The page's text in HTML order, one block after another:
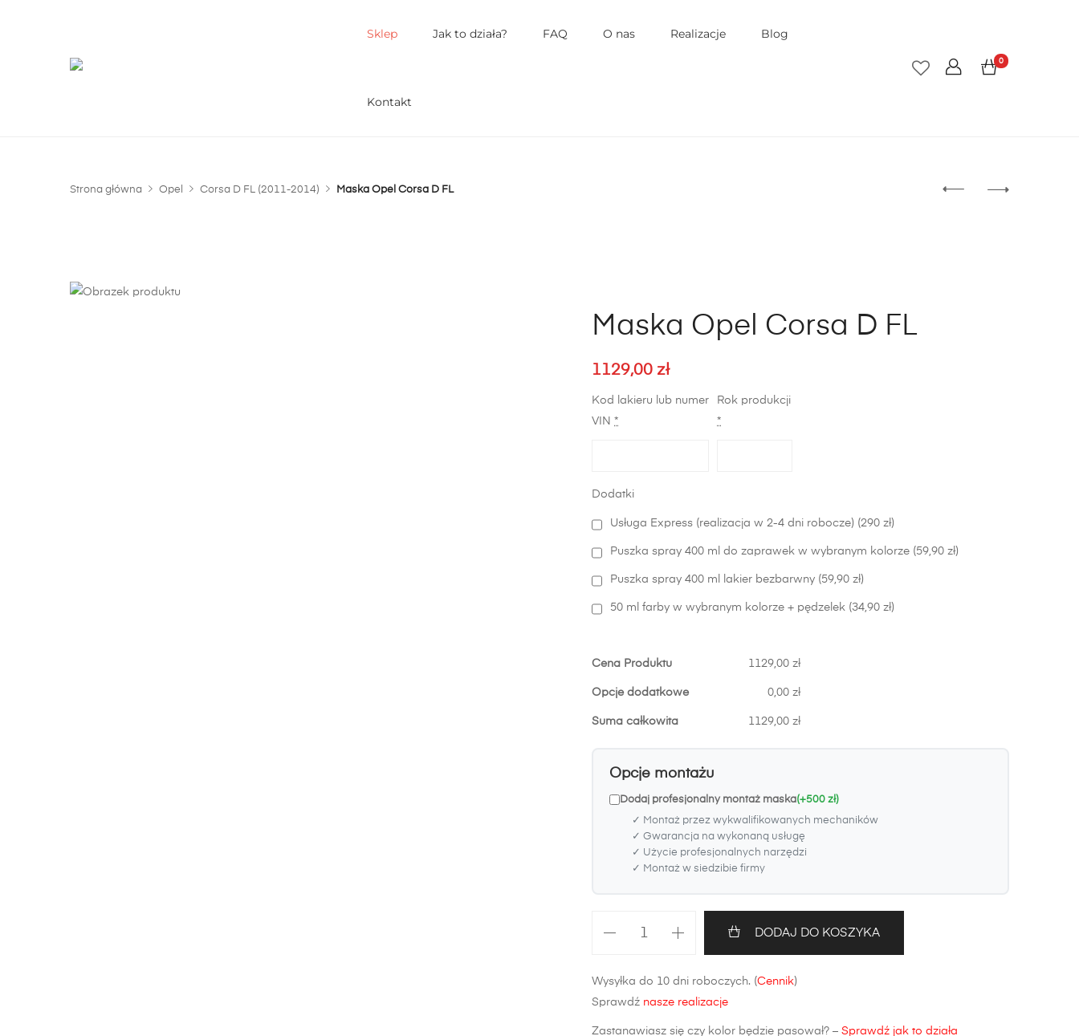
menuSklep Jak to działa? FAQ O nas Realizacje Blog
Kontakt
0
Strona główna Opel Corsa D FL (2011-2014) Maska Opel Corsa D FL
Maska Opel Corsa D FL
1129,00 zł
Kod lakieru lub numer
VIN *
Rok produkcji
*
Dodatki
Usługa Express (realizacja w 2-4 dni robocze) (290 zł)
Puszka spray 400 ml do zaprawek w wybranym kolorze (59,90 zł)
Puszka spray 400 ml lakier bezbarwny (59,90 zł)
50 ml farby w wybranym kolorze + pędzelek (34,90 zł)
Cena Produktu 1129,00 zł
Opcje dodatkowe 0,00 zł
Suma całkowita 1129,00 zł
Opcje montażu
Dodaj profesjonalny montaż maska(+500 zł)
✓ Montaż przez wykwalifikowanych mechaników
✓ Gwarancja na wykonaną usługę
✓ Użycie profesjonalnych narzędzi
✓ Montaż w siedzibie firmy
Corsa
D
FL
DODAJ DO KOSZYKA
Wysyłka do 10 dni roboczych. (Cennik)
Sprawdź nasze realizacje
Zastanawiasz się czy kolor będzie pasował? – Sprawdź jak to działa